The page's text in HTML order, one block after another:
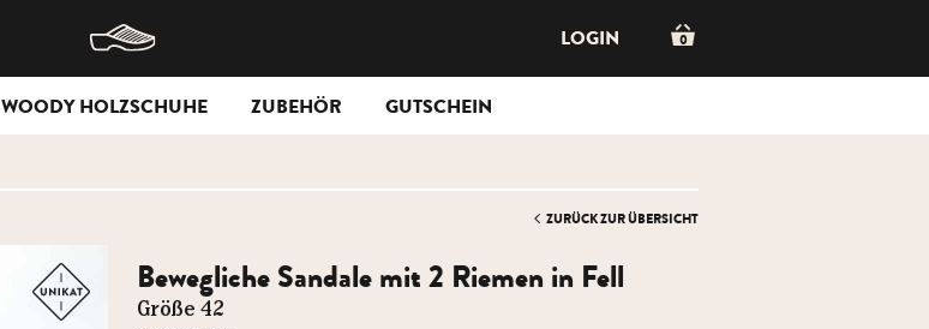
0
LOGIN
WOODY HOLZSCHUHE ZUBEHÖR GUTSCHEIN
ZURÜCK ZUR ÜBERSICHT
Bewegliche Sandale mit 2 Riemen in Fell
Größe 42